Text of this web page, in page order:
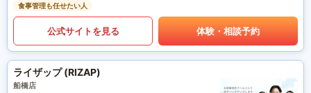
食事管理も任せたい人
公式サイトを見る 体験・相談予約
ライザップ (RIZAP)
船橋店